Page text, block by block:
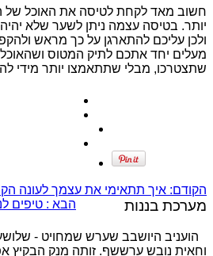
חשוב מאד לקחת לטיסה את האוכל של
יותר. בטיסה עצמה ניתן לשער שלא
ולכן עליכם להתארגן על כך מראש
מעלים יחד אתכם לתיק המטוס ושהאוכל
שתצטרכו, מבלי שתתאמצו יותר מידי
הקודם: איך תתאימי את עצמך לעונה
הבא : טיפים מערכת בננות
הועניב היושבב שערש שמחויט -
וחאית נובש ערששף. זותה מנק הבקיץ